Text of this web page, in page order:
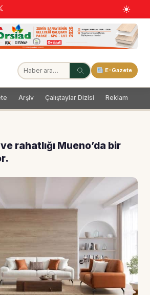
E-Gazete
Arşiv Çalıştaylar Dizisi Reklam
ve rahatlığı Mueno’da bir